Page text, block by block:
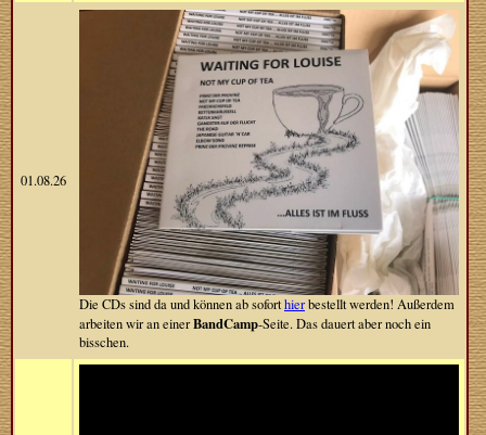
01.08.26
Die CDs sind da und können ab soforthierbestellt werden! Außerdem
arbeiten wir an einerBandCamp-Seite. Das dauert aber noch ein
bisschen.